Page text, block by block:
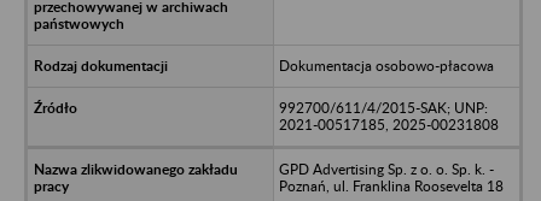
Dokumentacja osobowo-płacowa
992700/611/4/2015-SAK; UNP:
2021-00517185, 2025-00231808
GPD Advertising Sp. z o. o. Sp. k. -
Poznań, ul. Franklina Roosevelta 18